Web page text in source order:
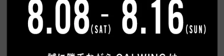
お客様紹介一覧にもどる